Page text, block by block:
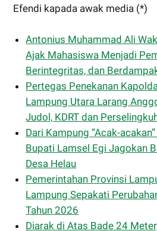
Efendi kapada awak media (*)
Antonius Muhammad Ali
Ajak Mahasiswa Menjadi
Berintegritas, dan
Pertegas Penekanan
Lampung Utara Larang
Judol, KDRT dan
Dari Kampung “Acak-
Bupati Lamsel Egi Jagokan
Desa Helau
Pemerintahan Provinsi
Lampung Sepakati
Tahun 2026
Diarak di Atas Bade 24